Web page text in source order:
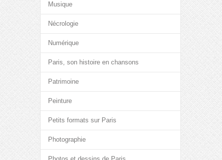
Musique
Nécrologie
Numérique
Paris, son histoire en chansons
Patrimoine
Peinture
Petits formats sur Paris
Photographie